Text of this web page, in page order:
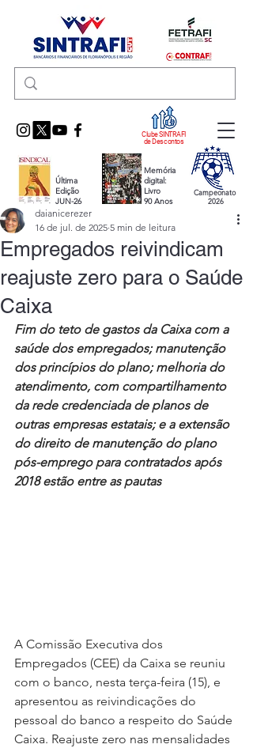
Clube SINTRAFI
de Descontos
Última
Edição
JUN-26
Memória
digital:
Livro
90 Anos
Campeonato
2026
Empregados reivindicam
reajuste zero para o Saúde
Caixa
daianicerezer
16 de jul. de 2025 5 min de leitura
Fim do teto de gastos da Caixa com a
saúde dos empregados; manutenção
dos princípios do plano; melhoria do
atendimento, com compartilhamento
da rede credenciada de planos de
outras empresas estatais; e a extensão
do direito de manutenção do plano
pós-emprego para contratados após
2018 estão entre as pautas
A Comissão Executiva dos
Empregados (CEE) da Caixa se reuniu
com o banco, nesta terça-feira (15), e
apresentou as reivindicações do
pessoal do banco a respeito do Saúde
Caixa. Reajuste zero nas mensalidades